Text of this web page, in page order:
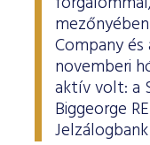
Company
novemberi
aktív volt: a
Biggeorge